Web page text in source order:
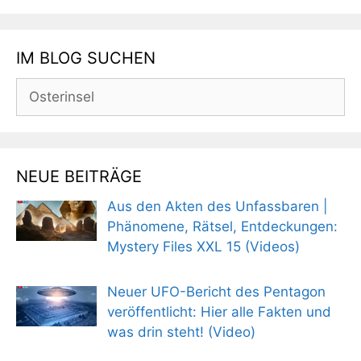
IM BLOG SUCHEN
Suchen
nach:
NEUE BEITRÄGE
Aus den Akten des Unfassbaren |
Phänomene, Rätsel, Entdeckungen:
Mystery Files XXL 15 (Videos)
Neuer UFO-Bericht des Pentagon
veröffentlicht: Hier alle Fakten und
was drin steht! (Video)